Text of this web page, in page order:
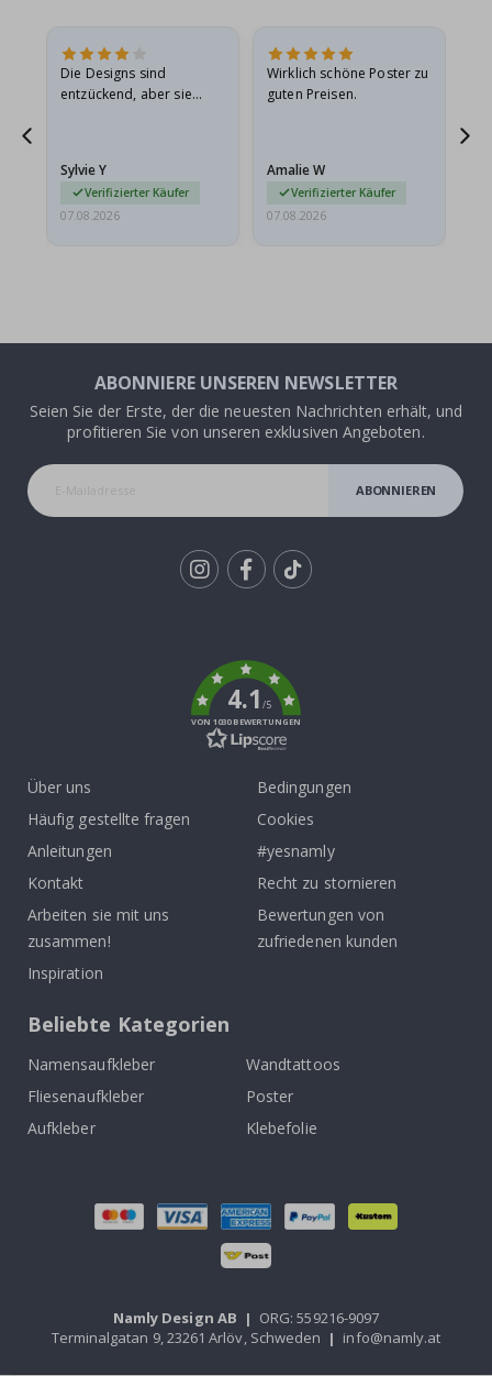
Die Designs sind
entzückend, aber sie
sie…
Sylvie Y
Verifizierter Käufer
07.08.2026
Wirklich schöne Poster zu
guten Preisen.
Amalie W
Verifizierter Käufer
07.08.2026
ABONNIERE UNSEREN NEWSLETTER
Seien Sie der Erste, der die neuesten Nachrichten erhält, und
profitieren Sie von unseren exklusiven Angeboten.
ABONNIEREN
4.1/5
VON 1030 BEWERTUNGEN
Über uns
Häufig gestellte fragen
Anleitungen
Kontakt
Arbeiten sie mit uns
zusammen!
Inspiration
Bedingungen
Cookies
#yesnamly
Recht zu stornieren
Bewertungen von
zufriedenen kunden
Beliebte Kategorien
Namensaufkleber
Wandtattoos
Fliesenaufkleber
Poster
Aufkleber
Klebefolie
Namly Design AB | ORG: 559216-9097
Terminalgatan 9, 23261 Arlöv, Schweden | info@namly.at